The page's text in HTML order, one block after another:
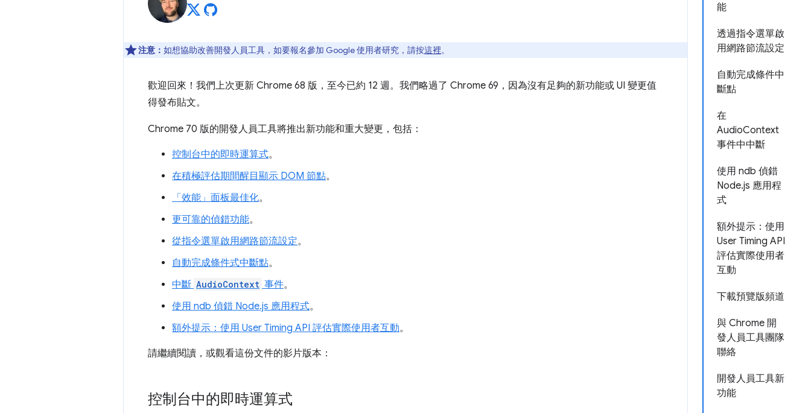
能
透過指令選單啟
用網路節流設定
自動完成條件中
斷點
在
AudioContext
事件中中斷
使用 ndb 偵錯
Node.js 應用程
式
額外提示：使用
User Timing API
評估實際使用者
互動
下載預覽版頻道
與 Chrome 開
發人員工具團隊
聯絡
開發人員工具新
功能
注意： 如想協助改善開發人員工具，如要報名參加 Google 使用者研究，請按這裡。
歡迎回來！我們上次更新 Chrome 68 版，至今已約 12 週。我們略過了 Chrome 69，因為沒有足夠的新功能或 UI 變更值
得發布貼文。
Chrome 70 版的開發人員工具將推出新功能和重大變更，包括：
控制台中的即時運算式。
在積極評估期間醒目顯示 DOM 節點。
「效能」面板最佳化。
更可靠的偵錯功能。
從指令選單啟用網路節流設定。
自動完成條件式中斷點。
中斷 AudioContext 事件。
使用 ndb 偵錯 Node.js 應用程式。
額外提示：使用 User Timing API 評估實際使用者互動。
請繼續閱讀，或觀看這份文件的影片版本：
控制台中的即時運算式